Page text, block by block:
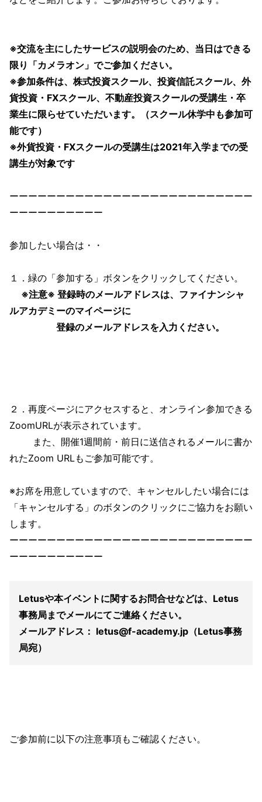
※交流を主にしたサービスの説明会のため、当日はできる
限り「カメラオン」でご参加ください。
※参加条件は、株式投資スクール、投資信託スクール、外
貨投資・FXスクール、不動産投資スクールの受講生・卒
業生に限らせていただいます。（スクール休学中も参加可
能です）
※外貨投資・FXスクールの受講生は2021年入学までの受
講生が対象です
ーーーーーーーーーーーーーーーーーーーーーーーーーー
ーーーーーーーーーー
参加したい場合は・・
１．緑の「参加する」ボタンをクリックしてください。
※注意※ 登録時のメールアドレスは、ファイナンシャ
ルアカデミーのマイページに
登録のメールアドレスを入力ください。
２．再度ページにアクセスすると、オンライン参加できる
ZoomURLが表示されています。
また、開催1週間前・前日に送信されるメールに書か
れたZoom URLもご参加可能です。
※お席を用意していますので、キャンセルしたい場合には
「キャンセルする」のボタンのクリックにご協力をお願い
します。
ーーーーーーーーーーーーーーーーーーーーーーーーーー
ーーーーーーーーーー
Letusや本イベントに関するお問合せなどは、Letus
事務局までメールにてご連絡ください。
メールアドレス： letus@f-academy.jp（Letus事務
局宛）
ご参加前に以下の注意事項もご確認ください。